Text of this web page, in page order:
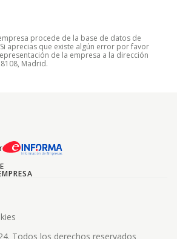
procede de la base de datos de
Si aprecias que existe algún error por favor
de la empresa a la dirección
Madrid.
Todos los derechos reservados